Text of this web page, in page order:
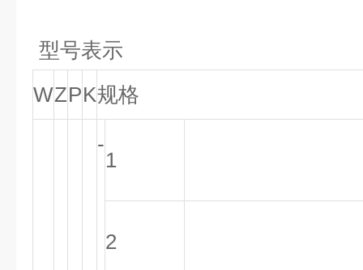
型号表示
WZPK规格
-
1
2